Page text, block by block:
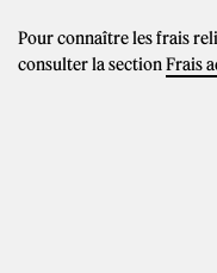
Pour connaître les frais
consulter la sectionFrais